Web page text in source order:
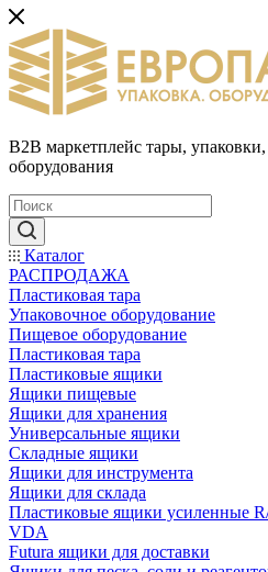
B2B маркетплейс тары,
оборудования
Каталог
РАСПРОДАЖА
Пластиковая тара
Упаковочное оборудование
Пищевое оборудование
Пластиковая тара
Пластиковые ящики
Ящики пищевые
Ящики для хранения
Универсальные ящики
Складные ящики
Ящики для инструмента
Ящики для склада
Пластиковые ящики усиленные
VDA
Futura ящики для доставки